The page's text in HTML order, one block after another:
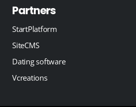
Partners
StartPlatform
SiteCMS
Dating software
Vcreations